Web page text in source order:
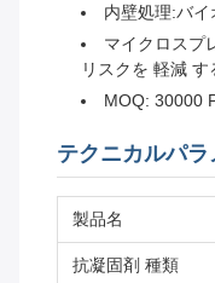
内壁処理:バ
マイクロスプ
リスクを 軽減 す
MOQ: 30000
テクニカルパラ
製品名
抗凝固剤 種類